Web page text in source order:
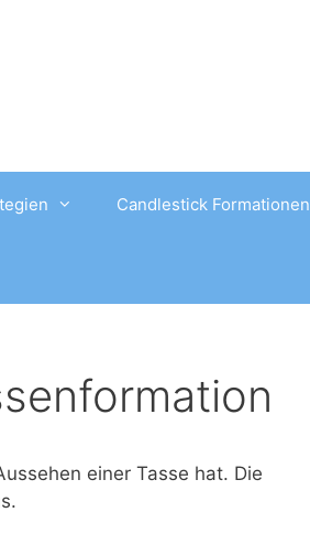
Candlestick Formationen
einer Tasse hat. Die